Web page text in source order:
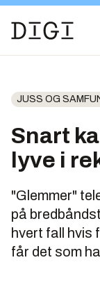
JUSS OG
Snart
lyve i
"Glemmer"
på
hvert fall hvis
får det som